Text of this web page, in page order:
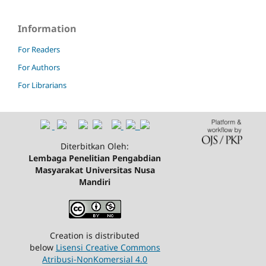
Information
For Readers
For Authors
For Librarians
Diterbitkan Oleh:
Lembaga Penelitian Pengabdian
Masyarakat Universitas Nusa
Mandiri
Creation is distributed
below Lisensi Creative Commons
Atribusi-NonKomersial 4.0